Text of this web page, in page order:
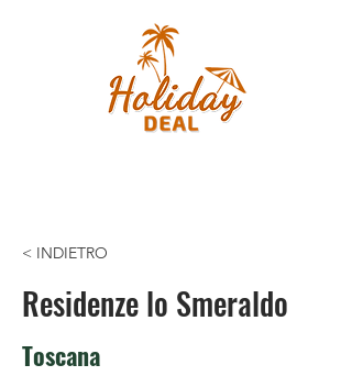
< INDIETRO
Residenze lo Smeraldo
Toscana